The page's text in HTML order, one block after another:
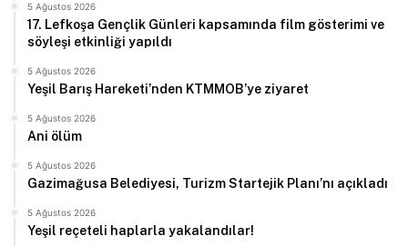
5 Ağustos 2026
17. Lefkoşa Gençlik Günleri kapsamında film gösterimi ve
söyleşi etkinliği yapıldı
5 Ağustos 2026
Yeşil Barış Hareketi’nden KTMMOB’ye ziyaret
5 Ağustos 2026
Ani ölüm
5 Ağustos 2026
Gazimağusa Belediyesi, Turizm Startejik Planı’nı açıkladı
5 Ağustos 2026
Yeşil reçeteli haplarla yakalandılar!